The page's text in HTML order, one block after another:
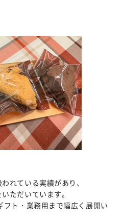
れている実績があり、
ただいています。
フト・業務用まで幅広く展開い